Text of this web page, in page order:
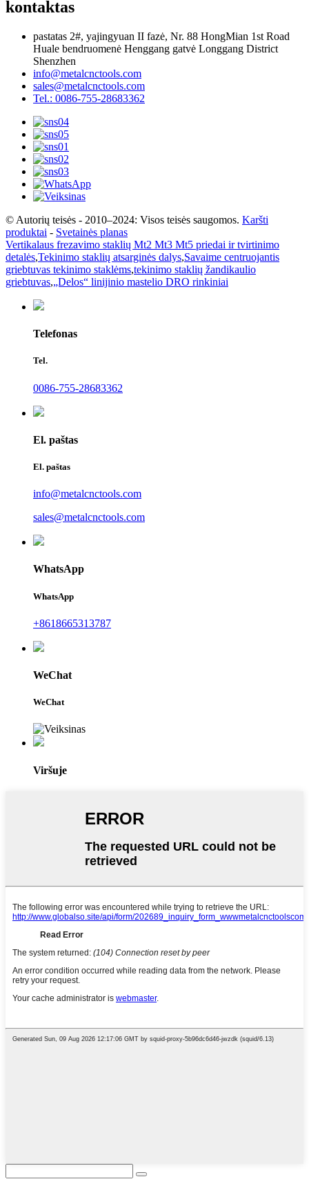
kontaktas
pastatas 2#, yajingyuan II fazė, Nr. 88 HongMian 1st Road
Huale bendruomenė Henggang gatvė Longgang District
Shenzhen
info@metalcnctools.com
sales@metalcnctools.com
Tel.: 0086-755-28683362
© Autorių teisės - 2010–2024: Visos teisės saugomos. Karšti
produktai - Svetainės planas
Vertikalaus frezavimo staklių Mt2 Mt3 Mt5 priedai ir tvirtinimo
detalės,Tekinimo staklių atsarginės dalys,Savaime centruojantis
griebtuvas tekinimo staklėms,tekinimo staklių žandikaulio
griebtuvas,„Delos“ linijinio mastelio DRO rinkiniai
Telefonas
Tel.
0086-755-28683362
El. paštas
El. paštas
info@metalcnctools.com
sales@metalcnctools.com
WhatsApp
WhatsApp
+8618665313787
WeChat
WeChat
Viršuje